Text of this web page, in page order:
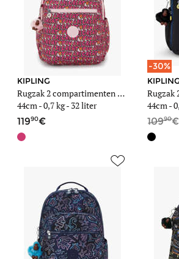
KIPLING
Rugzak 2 compartimenten met 15" laptopvak
44cm -0,7 kg- 32 liter
11990
-30%
44cm -
10990